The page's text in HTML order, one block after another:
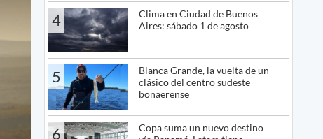
4
Clima en Ciudad de Buenos
Aires: sábado 1 de agosto
5
Blanca Grande, la vuelta de un
clásico del centro sudeste
bonaerense
6
Copa suma un nuevo destino